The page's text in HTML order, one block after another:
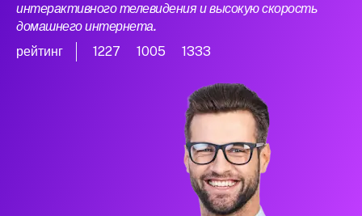
интерактивного телевидения и высокую скорость
домашнего интернета.
рейтинг
1227 1005 1333